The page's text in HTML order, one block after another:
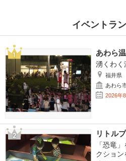
イベントラ
あわら
湧くわ
福井県
あわら
2026年
リトル
「恐竜
クション